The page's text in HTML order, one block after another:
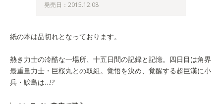
発売日：2015.12.08
紙の本は品切れとなっております。
熱き力士の冷酷な一場所、十五日間の記録と記憶。四日目は角界
最重量力士・巨桜丸との取組。覚悟を決め、覚醒する超巨漢に小
兵・鮫島は…!?